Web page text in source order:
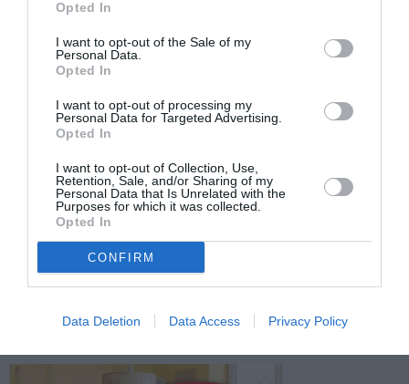
Opted In
I want to opt-out of the Sale of my
Personal Data.
Opted In
I want to opt-out of processing my
Personal Data for Targeted Advertising.
Opted In
I want to opt-out of Collection, Use,
Retention, Sale, and/or Sharing of my
Personal Data that Is Unrelated with the
Purposes for which it was collected.
Opted In
CONFIRM
Data Deletion Data Access Privacy Policy
ΑΙΓΙΑΛΟΣ ΠΑΡΑΛΙΑ ΚΤΗΜΑΤΙΚΗ ΥΠΗΡΕΣΙΑ
Facebook Twitter